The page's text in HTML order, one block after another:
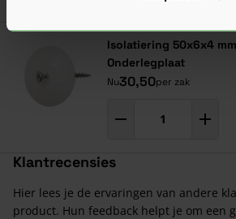
Isolatiering 50x6x4
Onderlegplaat
Nu30,50per zak
Klantrecensies
Hier lees je de ervaringen van andere
product. Hun feedback helpt je om een